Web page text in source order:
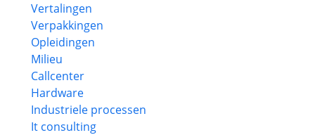
Vertalingen
Verpakkingen
Opleidingen
Milieu
Callcenter
Hardware
Industriele processen
It consulting